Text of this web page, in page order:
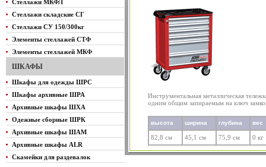
Стеллажи МКФЛ
Стеллажи складские СГ
Стеллажи СУ 150/300кг
Элементы стеллажей СТФ
Элементы стеллажей МКФ
ШКАФЫ
Шкафы для одежды ШРС
Шкафы архивные ШРА
Архивные шкафы ШХА
Одежные сборные ШРК
Архивные шкафы ШАМ
Архивные шкафы ALR
Скамейки для раздевалок
Инструментальная металлическая
одним общим запираемым на ключ
высота ширина глубина вес
82,8 см 45,1 см 75,9 см 0 кг